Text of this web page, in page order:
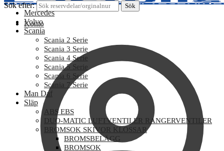
Sök efter: Sök
Konto
Mercedes
Volvo
Scania
Scania 2 Serie
Scania 3 Serie
Scania 4 Serie
Scania 5 Serie
Scania 6 Serie
Scania 7 Serie
Man Daf
Släp
ABS EBS
DUO-MATIC LUFTVENTILER RANGERVENTILER
BROMSOK SKIVOR KLOSSAR
BROMSBELÄGG
BROMSOK